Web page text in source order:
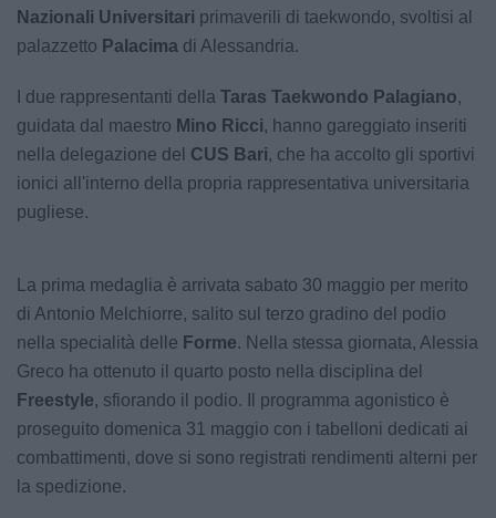
Nazionali Universitari primaverili di taekwondo, svoltisi al
palazzetto Palacima di Alessandria.
I due rappresentanti della Taras Taekwondo Palagiano,
guidata dal maestro Mino Ricci, hanno gareggiato inseriti
nella delegazione del CUS Bari, che ha accolto gli sportivi
ionici all'interno della propria rappresentativa universitaria
pugliese.
La prima medaglia è arrivata sabato 30 maggio per merito
di Antonio Melchiorre, salito sul terzo gradino del podio
nella specialità delle Forme. Nella stessa giornata, Alessia
Greco ha ottenuto il quarto posto nella disciplina del
Freestyle, sfiorando il podio. Il programma agonistico è
proseguito domenica 31 maggio con i tabelloni dedicati ai
combattimenti, dove si sono registrati rendimenti alterni per
la spedizione.